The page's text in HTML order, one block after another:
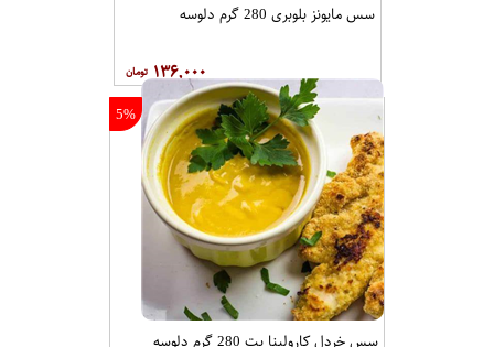
سس مایونز بلوبری 280 گرم دلوسه
۱۳۶,۰۰۰
5%
سس خردل کارولینا پت 280 گرم دلوسه